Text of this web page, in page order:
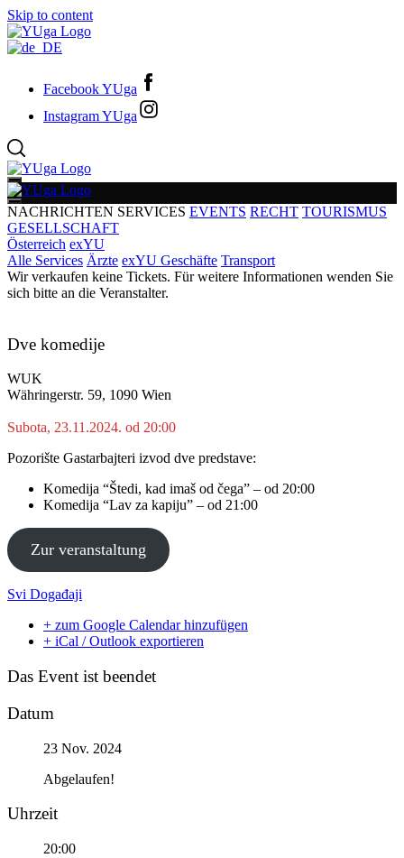
Skip to content
Facebook YUga
Instagram YUga
NACHRICHTEN SERVICES EVENTS RECHT TOURISMUS
GESELLSCHAFT
Österreich exYU
Alle Services Ärzte exYU Geschäfte Transport
Wir verkaufen keine Tickets. Für weitere Informationen wenden Sie
sich bitte an die Veranstalter.
Dve komedije
WUK
Währingerstr. 59, 1090 Wien
Subota, 23.11.2024. od 20:00
Pozorište Gastarbajteri izvod dve predstave:
Komedija “Štedi, kad imaš od čega” – od 20:00
Komedija “Lav za kapiju” – od 21:00
Zur veranstaltung
Svi Događaji
+ zum Google Calendar hinzufügen
+ iCal / Outlook exportieren
Das Event ist beendet
Datum
23 Nov. 2024
Abgelaufen!
Uhrzeit
20:00